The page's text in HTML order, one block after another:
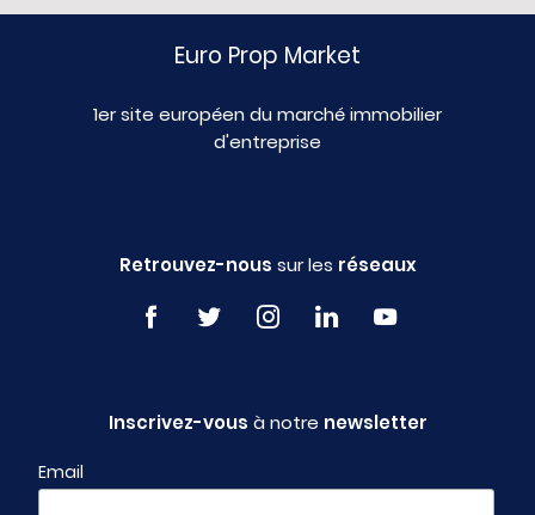
Euro Prop Market
1er site européen du marché immobilier
d'entreprise
Retrouvez-nous sur les réseaux
Inscrivez-vous à notre newsletter
Email